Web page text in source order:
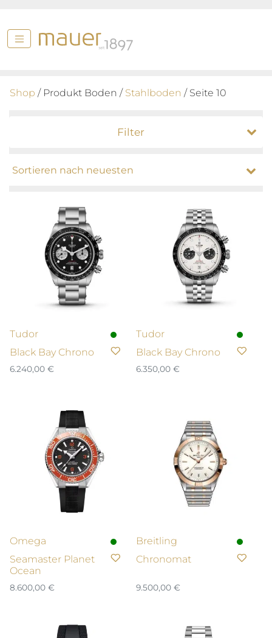
Shop / Produkt Boden / Stahlboden / Seite 10
Filter
Tudor
Black Bay Chrono
6.240,00 €
Tudor
Black Bay Chrono
6.350,00 €
Omega
Seamaster Planet
Ocean
8.600,00 €
Breitling
Chronomat
9.500,00 €